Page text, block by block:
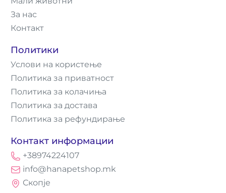
За нас
Контакт
Политики
Услови на користење
Политика за приватност
Политика за колачиња
Политика за достава
Политика за рефундирање
Контакт информации
+38974224107
info@hanapetshop.mk
Скопје